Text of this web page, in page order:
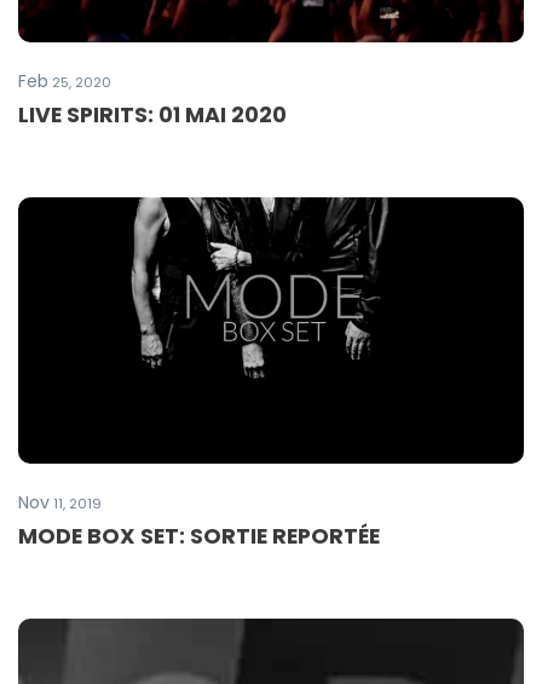
Feb 25, 2020
LIVE SPIRITS: 01 MAI 2020
Nov 11, 2019
MODE BOX SET: SORTIE REPORTÉE